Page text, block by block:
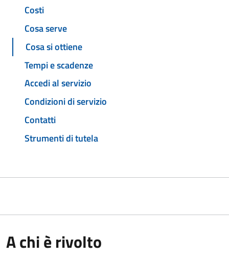
Costi
Cosa serve
Cosa si ottiene
Tempi e scadenze
Accedi al servizio
Condizioni di servizio
Contatti
Strumenti di tutela
A chi è rivolto